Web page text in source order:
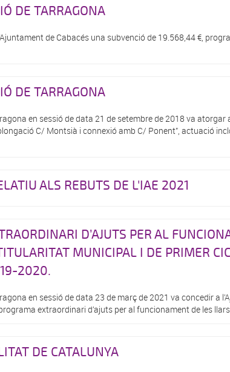
DE TARRAGONA
de Cabacés una subvenció de 19.568,44 €,
DE TARRAGONA
en sessió de data 21 de setembre de 2018 va atorgar
C/ Montsià i connexió amb C/ Ponent”, actuació
ALS REBUTS DE L'IAE 2021
D’AJUTS PER AL
MUNICIPAL I DE PRIMER
2020.
en sessió de data 23 de març de 2021 va concedir a
programa extraordinari d’ajuts per al funcionament de les
DE CATALUNYA